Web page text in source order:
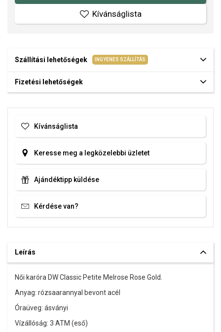
Kívánságlista
Szállítási lehetőségek INGYENES SZÁLLÍTÁS
Fizetési lehetőségek
Kívánságlista
Keresse meg a legközelebbi üzletet
Ajándéktipp küldése
Kérdése van?
Leírás
Női karóra DW Classic Petite Melrose Rose Gold.
Anyag: rózsaarannyal bevont acél
Óraüveg: ásványi
Vízállóság: 3 ATM (eső)